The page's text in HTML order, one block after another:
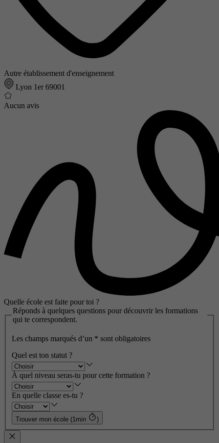
Autre établissement d'enseignement
Lyon 1er 69001
Aucun avis
Quelle école est faite pour toi ?
Réponds à quelques questions pour découvrir les formations
qui te correspondent.
Les champs marqués d’un * sont obligatoires
Quel est ton statut ?
À quel niveau seras-tu pour cette formation ?
En quelle classe es-tu ?
Trouver mon école (1min )